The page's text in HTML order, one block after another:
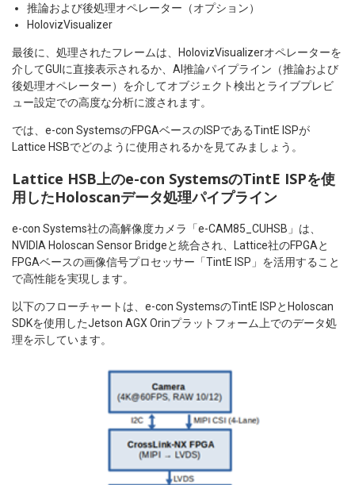
推論および後処理オペレーター（オプション）
HolovizVisualizer
最後に、処理されたフレームは、HolovizVisualizerオペレーターを
介してGUIに直接表示されるか、AI推論パイプライン（推論および
後処理オペレーター）を介してオブジェクト検出とライブプレビ
ュー設定での高度な分析に渡されます。
では、e-con SystemsのFPGAベースのISPであるTintE ISPが
Lattice HSBでどのように使用されるかを見てみましょう。
Lattice HSB上のe-con SystemsのTintE ISPを使
用したHoloscanデータ処理パイプライン
e-con Systems社の高解像度カメラ「e-CAM85_CUHSB」は、
NVIDIA Holoscan Sensor Bridgeと統合され、Lattice社のFPGAと
FPGAベースの画像信号プロセッサー「TintE ISP」を活用すること
で高性能を実現します。
以下のフローチャートは、e-con SystemsのTintE ISPとHoloscan
SDKを使用したJetson AGX Orinプラットフォーム上でのデータ処
理を示しています。